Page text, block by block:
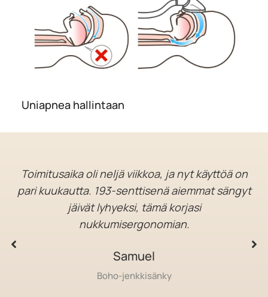
Uniapnea hallintaan
Toimitusaika oli neljä viikkoa, ja nyt käyttöä on
pari kuukautta. 193-senttisenä aiemmat sängyt
jäivät lyhyeksi, tämä korjasi
nukkumisergonomian.
Samuel
Boho-jenkkisänky